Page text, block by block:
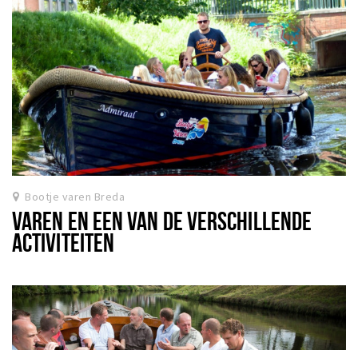
Bootje varen Breda
VAREN EN EEN VAN DE VERSCHILLENDE
ACTIVITEITEN